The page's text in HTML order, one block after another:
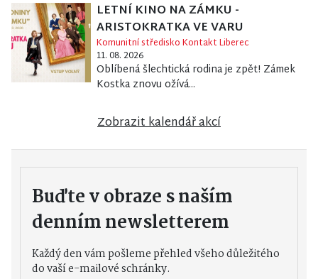
LETNÍ KINO NA ZÁMKU -
ARISTOKRATKA VE VARU
Komunitní středisko Kontakt Liberec
11. 08. 2026
Oblíbená šlechtická rodina je zpět! Zámek
Kostka znovu ožívá...
Zobrazit kalendář akcí
Buďte v obraze s naším
denním newsletterem
Každý den vám pošleme přehled všeho důležitého
do vaší e-mailové schránky.